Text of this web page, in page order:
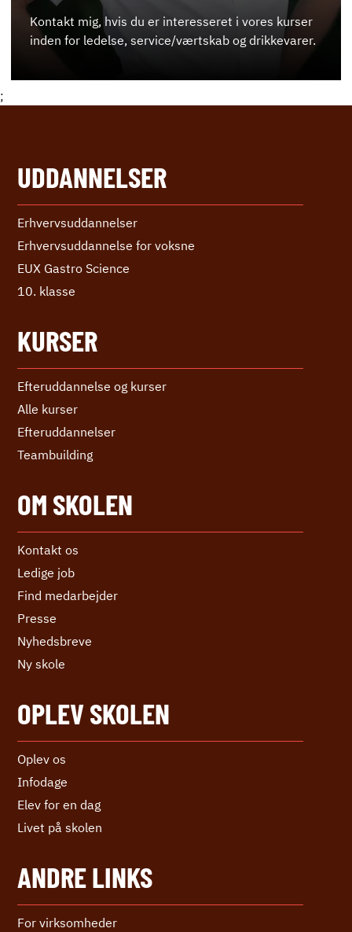
Kontakt mig, hvis du er interesseret i vores kurser
inden for ledelse, service/værtskab og drikkevarer.
;
UDDANNELSER
Erhvervs­uddannelser
Erhvervs­uddannelse ­for voksne
EUX Gastro Science
10. klasse
KURSER
Efteruddannelse og kurser
Alle kurser
Efter­uddannelser
Teambuilding
OM SKOLEN
Kontakt os
Ledige job
Find medarbejder
Presse
Nyhedsbreve
Ny skole
OPLEV SKOLEN
Oplev os
Infodage
Elev for en dag
Livet på skolen
ANDRE LINKS
For virksomheder